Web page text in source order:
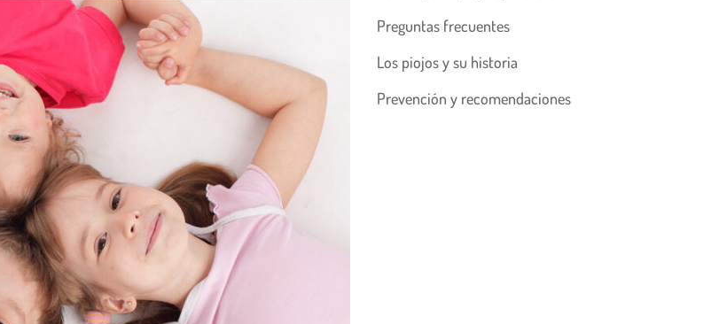
Preguntas frecuentes
Los piojos y su historia
Prevención y recomendaciones